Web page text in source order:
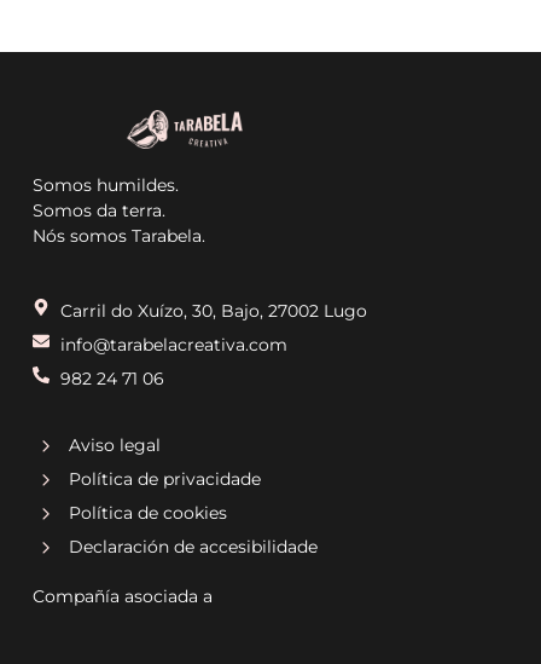
Somos humildes.
Somos da terra.
Nós somos Tarabela.
Carril do Xuízo, 30, Bajo, 27002 Lugo
info@tarabelacreativa.com
982 24 71 06
Aviso legal
Política de privacidade
Política de cookies
Declaración de accesibilidade
Compañía asociada a